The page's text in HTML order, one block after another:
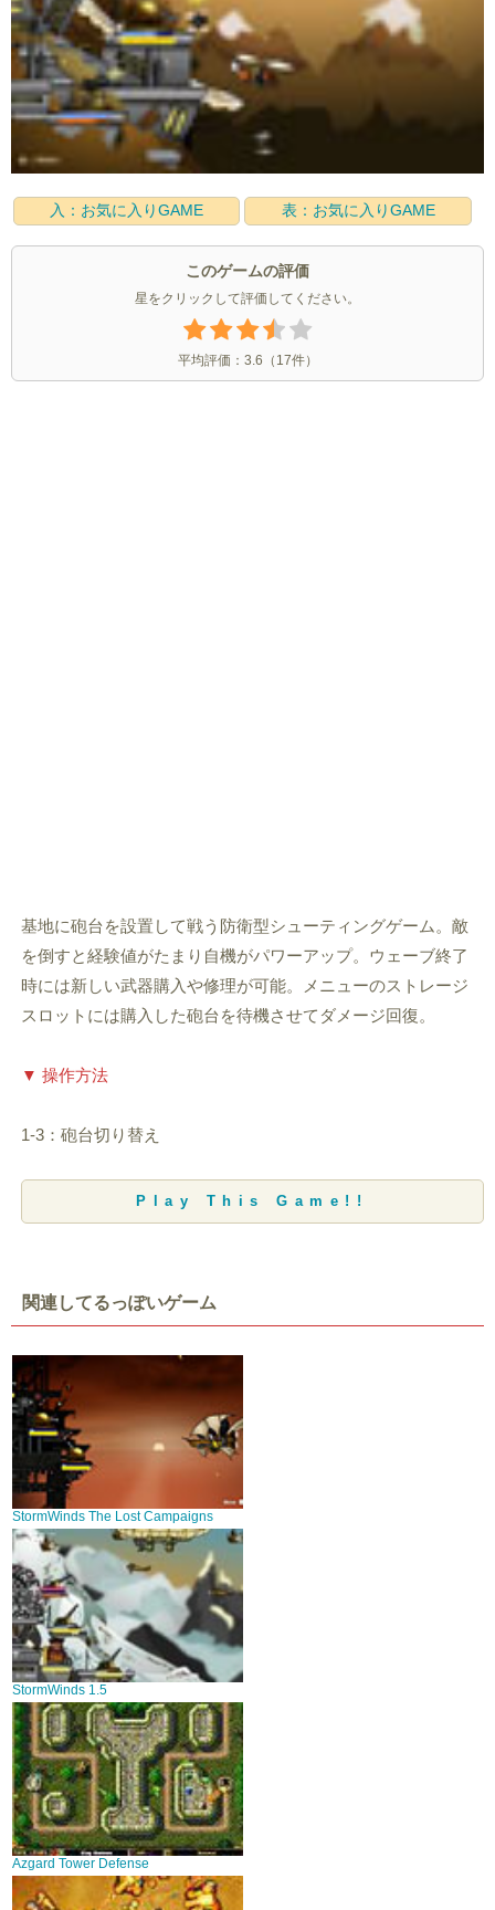
入：お気に入りGAME 表：お気に入りGAME
このゲームの評価
星をクリックして評価してください。
平均評価： 3.6 （ 17件）
基地に砲台を設置して戦う防衛型シューティングゲーム。敵
を倒すと経験値がたまり自機がパワーアップ。ウェーブ終了
時には新しい武器購入や修理が可能。メニューのストレージ
スロットには購入した砲台を待機させてダメージ回復。
▼ 操作方法
1-3：砲台切り替え
Play This Game!!
関連してるっぽいゲーム
StormWinds The Lost Campaigns
StormWinds 1.5
Azgard Tower Defense